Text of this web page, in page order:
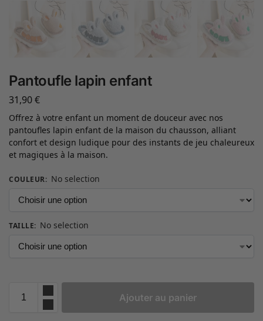
Pantoufle lapin enfant
31,90€
Offrez à votre enfant un moment de douceur avec nos
pantoufles lapin enfant de la maison du chausson, alliant
confort et design ludique pour des instants de jeu chaleureux
et magiques à la maison.
COULEUR: No selection
TAILLE: No selection
Ajouter au panier